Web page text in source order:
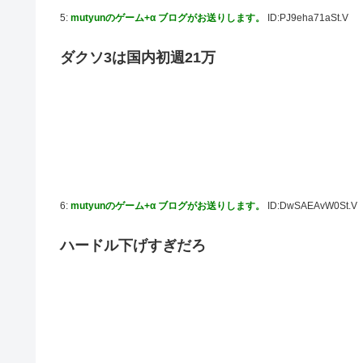
5: mutyunのゲーム+α ブログがお送りします。 ID:PJ9eha71aSt.V
ダクソ3は国内初週21万
6: mutyunのゲーム+α ブログがお送りします。 ID:DwSAEAvW0St.V
ハードル下げすぎだろ